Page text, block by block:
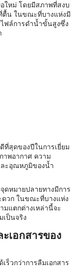
ใหม่ โดยมีสภาพที่สงบ
ตื้น ในขณะที่บางแห่งมี
ฟล์การดำน้ำขั้นสูงซึ่ง
ที่สุดของปีในการเยี่ยม
พอากาศ ความ
ละอุณหภูมิของน้ำ
ดหมายปลายทางมีการ
ดวก ในขณะที่บางแห่ง
มแตกต่างเหล่านี้จะ
ป็นจริง
เอกสารของ
ร็วกว่าการลืมเอกสาร